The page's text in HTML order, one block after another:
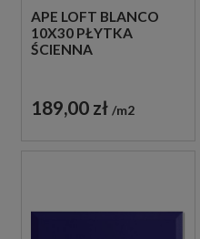
APE LOFT BLANCO
10X30 PŁYTKA
ŚCIENNA
189,00 zł m2